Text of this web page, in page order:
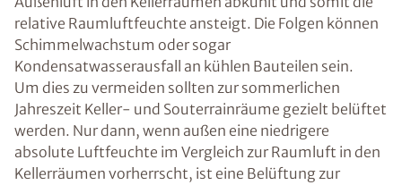
relative Raumluftfeuchte ansteigt. Die Folgen können
Schimmelwachstum oder sogar
Kondensatwasserausfall an kühlen Bauteilen sein.
Um dies zu vermeiden sollten zur sommerlichen
Jahreszeit Keller- und Souterrainräume gezielt belüftet
werden. Nur dann, wenn außen eine niedrigere
absolute Luftfeuchte im Vergleich zur Raumluft in den
Kellerräumen vorherrscht, ist eine Belüftung zur